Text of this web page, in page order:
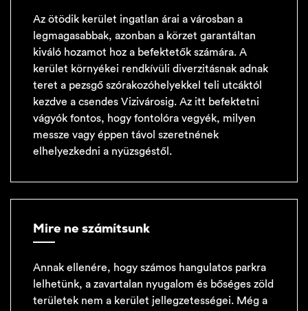
Az ötödik kerület ingatlan árai a városban a
legmagasabbak, azonban a körzet garantáltan
kiváló hozamot hoz a befektetők számára. A
kerület környékei rendkívüli diverzitásnak adnak
teret a pezsgő szórakozóhelyekkel teli utcáktól
kezdve a csendes Vizivárosig. Az itt befektetni
vágyók fontos, hogy fontolóra vegyék, milyen
messze vagy éppen távol szeretnének
elhelyezkedni a nyüzsgéstől.
Mire ne számítsunk
Annak ellenére, hogy számos hangulatos parkra
lelhetünk, a zavartalan nyugalom és bőséges zöld
területek nem a kerület jellegzetességei. Még a